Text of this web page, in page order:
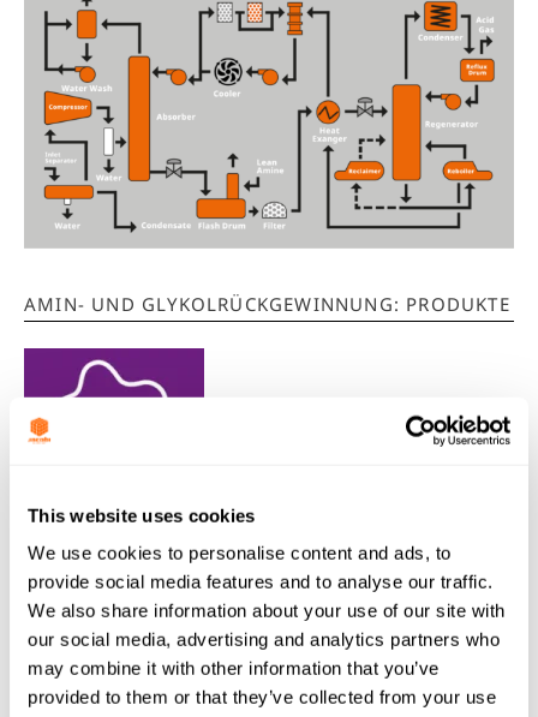
This website uses cookies
We use cookies to personalise content and ads, to
provide social media features and to analyse our traffic.
We also share information about your use of our site with
our social media, advertising and analytics partners who
may combine it with other information that you’ve
provided to them or that they’ve collected from your use
AMIN- UND GLYKOLRÜCKGEWINNUNG: PRODUKTE
PetroSorb™
Aktivkohleprodukte, die für eine Vielzahl von
Anwendungen in der erdöl- und erdgasverarbeitenden
Industrie entwickelt wurden. Mit körnigen und
extrudierten Aktivkohlen für Adsorptionsaufgaben oder